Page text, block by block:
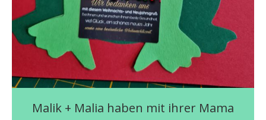
Malik + Malia haben mit ihrer Mama